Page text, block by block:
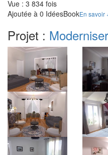
Vue : 3 834 fois
Ajoutée à 0 IdéesBookEn savoir
Projet :